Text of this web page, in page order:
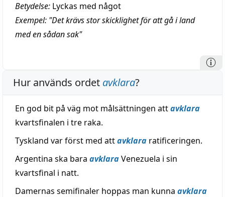
Betydelse: Lyckas med något
Exempel: "Det krävs stor skicklighet för att gå i land
med en sådan sak"
Hur används ordet avklara?
En god bit på väg mot målsättningen attavklara
kvartsfinalen i tre raka.
Tyskland var först med attavklara ratificeringen.
Argentina ska bara avklaraVenezuela i sin
kvartsfinal i natt.
Damernas semifinaler hoppas man kunna avklara